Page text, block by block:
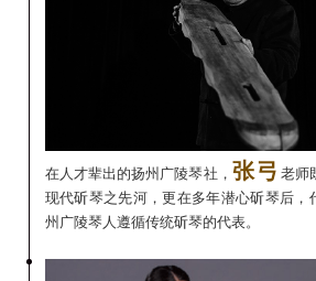
在人才辈出的扬州广陵琴社， 张弓 老师
现代斫琴之先河，更在多年潜心斫琴后，
州广陵琴人遵循传统斫琴的代表。